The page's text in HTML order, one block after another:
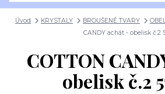
Úvod KRYSTALY BROUŠENÉ TVARY
CANDY achát - obelisk č.2
COTTON
obelisk č.2